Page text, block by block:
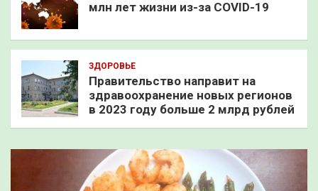
млн лет жизни из-за COVID-19
ЗДОРОВЬЕ
Правительство направит на
здравоохранение новых регионов
в 2023 году больше 2 млрд рублей